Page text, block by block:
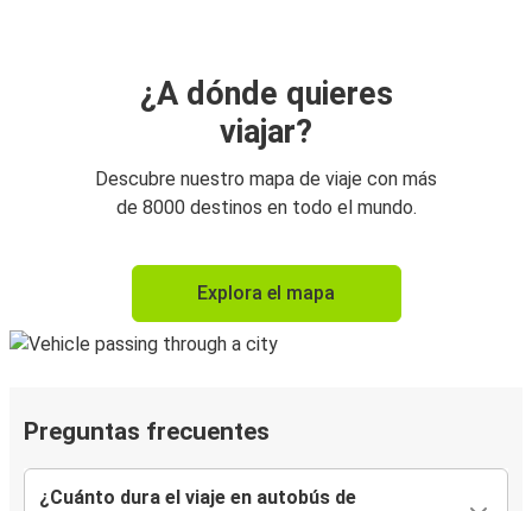
¿A dónde quieres
viajar?
Descubre nuestro mapa de viaje con más
de 8000 destinos en todo el mundo.
Explora el mapa
Preguntas frecuentes
¿Cuánto dura el viaje en autobús de